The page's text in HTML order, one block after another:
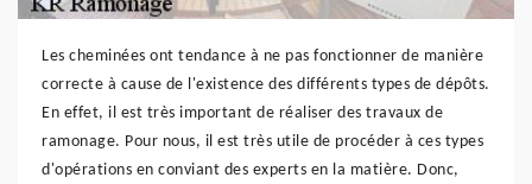
Les cheminées ont tendance à ne pas fonctionner de manière
correcte à cause de l'existence des différents types de dépôts.
En effet, il est très important de réaliser des travaux de
ramonage. Pour nous, il est très utile de procéder à ces types
d'opérations en conviant des experts en la matière. Donc,